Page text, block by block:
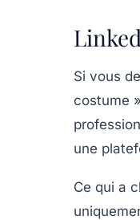
Si vous
costume
une
Ce qui a